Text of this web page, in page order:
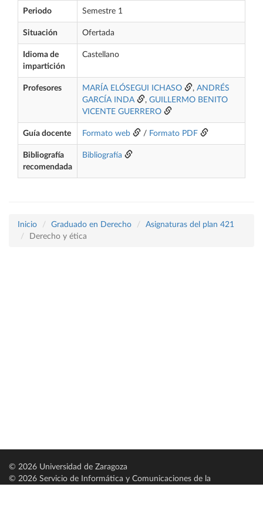
Periodo Semestre 1
Situación Ofertada
Idioma de
impartición
Castellano
Profesores MARÍA ELÓSEGUI ICHASO , ANDRÉS
GARCÍA INDA
, GUILLERMO BENITO
VICENTE GUERRERO
Guía docente Formato web / Formato PDF
Bibliografía
recomendada
Bibliografía
Inicio Graduado en Derecho
Asignaturas del plan 421
Derecho y ética
© 2026 Universidad de Zaragoza
© 2026 Servicio de Informática y Comunicaciones de la